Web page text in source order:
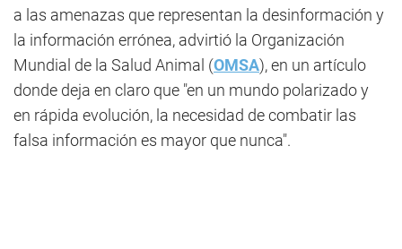
a las amenazas que representan la desinformación y
la información errónea, advirtió la Organización
Mundial de la Salud Animal (OMSA), en un artículo
donde deja en claro que "en un mundo polarizado y
en rápida evolución, la necesidad de combatir las
falsa información es mayor que nunca".